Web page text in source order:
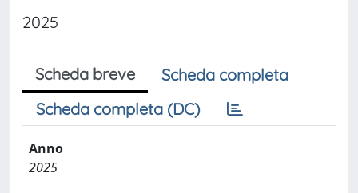
2025
Scheda breve
Scheda completa
Scheda completa (DC)
Anno
2025